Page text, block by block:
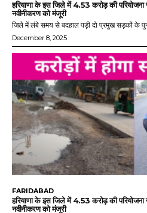
हरियाणा के इस जिले में 4.53 करोड़ की
नवीनीकरण को मंजूरी
जिले में लंबे समय से बदहाल पड़ी दो प्रमुख सड़कों के
December 8, 2025
FARIDABAD
हरियाणा के इस जिले में 4.53 करोड़ की
नवीनीकरण को मंजूरी